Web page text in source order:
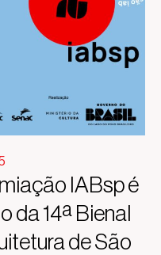
IABsp é
da 14ª Bienal
de São